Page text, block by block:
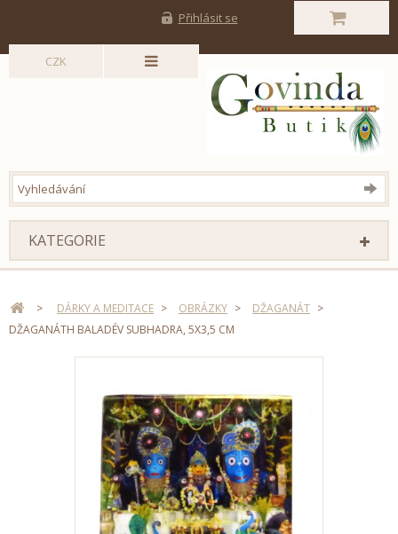
Přihlásit se
CZK
KATEGORIE
> DÁRKY A MEDITACE > OBRÁZKY > DŽAGANÁT >
DŽAGANÁTH BALADÉV SUBHADRA, 5X3,5 CM